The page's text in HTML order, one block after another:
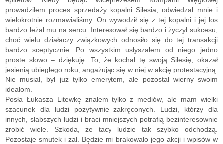
prowadziłem proces sprzedaży kopalni Silesia, odwiedzał mnie i
wielokrotnie rozmawialiśmy. On wywodził się z tej kopalni i jej los
bardzo leżał mu na sercu. Interesował się bardzo i życzył sukcesu,
choć wielu działaczy związkowych odnosiło się do tej transakcji
bardzo sceptycznie. Po wszystkim usłyszałem od niego jedno
proste słowo – dziękuję. To, że kochał tę swoją Silesię, okazał
jesienią ubiegłego roku, angażując się w niej w akcję protestacyjną.
Nie musiał, był już tylko emerytem, ale pozostał wierny swoim
ideałom.
Posła Łukasza Litewkę znałem tylko z mediów, ale mam wielki
szacunek dla ludzi pozytywnie zakręconych. Ludzi, którzy dla
innych, słabszych ludzi i braci mniejszych potrafią bezinteresownie
zrobić wiele. Szkoda, że tacy ludzie tak szybko odchodzą.
Pozostaje smutek i żal. Będzie mi brakowało jego akcji i wpisów w